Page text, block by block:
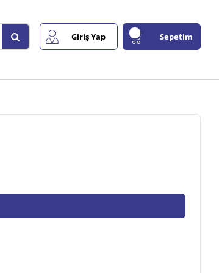
Giriş Yap Sepetim